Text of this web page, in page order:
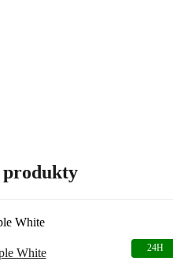
produkty
White